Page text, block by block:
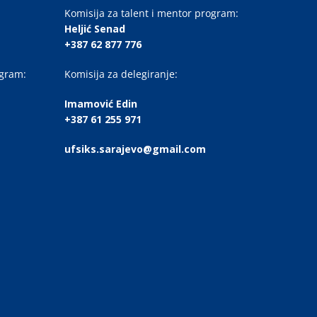
Komisija za talent i mentor program:
Heljić Senad
+387 62 877 776
Komisija za delegiranje:
Imamović Edin
+387 61 255 971
ufsiks.sarajevo@gmail.com